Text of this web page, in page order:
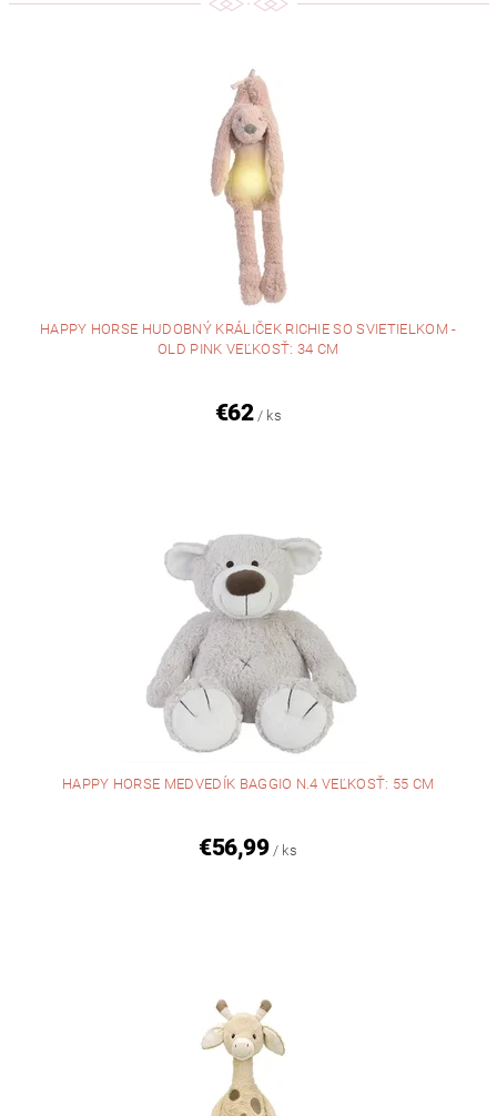
HAPPY HORSE HUDOBNÝ KRÁLIČEK RICHIE SO SVIETIELKOM -
OLD PINK VEĽKOSŤ: 34 CM
€62 / ks
HAPPY HORSE MEDVEDÍK BAGGIO N.4 VEĽKOSŤ: 55 CM
€56,99 / ks